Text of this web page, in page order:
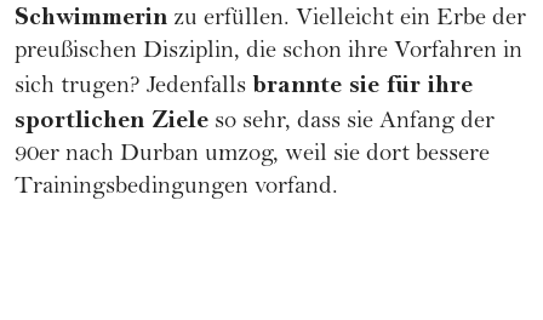
Schwimmerin zu erfüllen. Vielleicht ein Erbe der
preußischen Disziplin, die schon ihre Vorfahren in
sich trugen? Jedenfalls brannte sie für ihre
sportlichen Ziele so sehr, dass sie Anfang der
90er nach Durban umzog, weil sie dort bessere
Trainingsbedingungen vorfand.